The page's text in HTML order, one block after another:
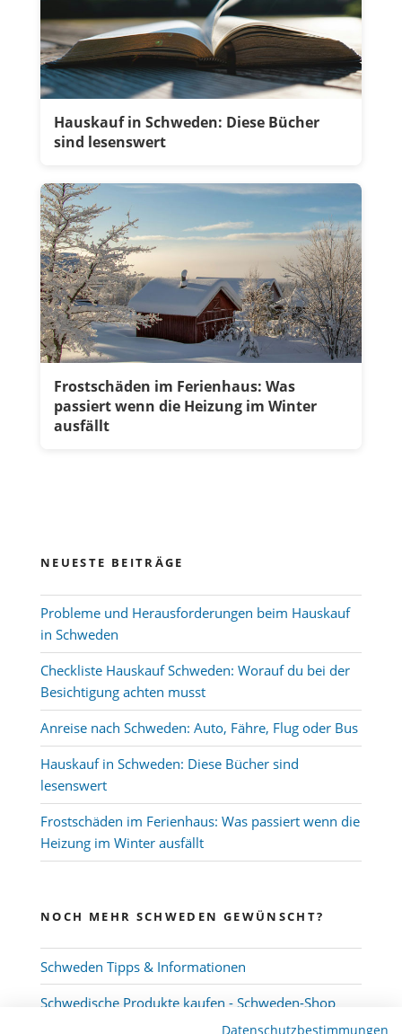
Hauskauf in Schweden: Diese Bücher
sind lesenswert
Frostschäden im Ferienhaus: Was
passiert wenn die Heizung im Winter
ausfällt
NEUESTE BEITRÄGE
Probleme und Herausforderungen beim Hauskauf
in Schweden
Checkliste Hauskauf Schweden: Worauf du bei der
Besichtigung achten musst
Anreise nach Schweden: Auto, Fähre, Flug oder Bus
Hauskauf in Schweden: Diese Bücher sind
lesenswert
Frostschäden im Ferienhaus: Was passiert wenn die
Heizung im Winter ausfällt
NOCH MEHR SCHWEDEN GEWÜNSCHT?
Schweden Tipps & Informationen
Schwedische Produkte kaufen - Schweden-Shop
Datenschutzbestimmungen